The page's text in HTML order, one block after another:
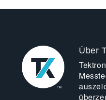
Über